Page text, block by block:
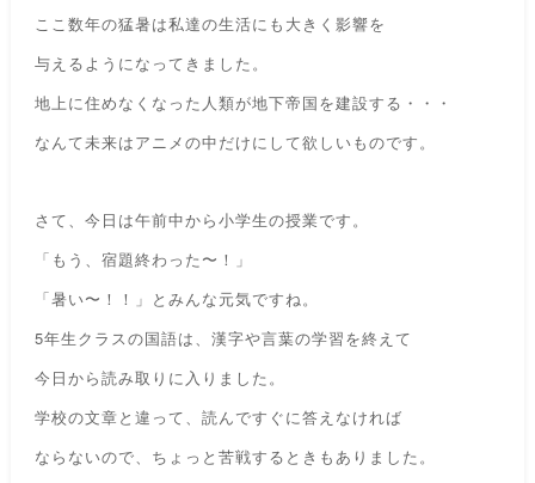
ここ数年の猛暑は私達の生活にも大きく影響を
与えるようになってきました。
地上に住めなくなった人類が地下帝国を建設する・・・
なんて未来はアニメの中だけにして欲しいものです。
さて、今日は午前中から小学生の授業です。
「もう、宿題終わった〜！」
「暑い〜！！」とみんな元気ですね。
5年生クラスの国語は、漢字や言葉の学習を終えて
今日から読み取りに入りました。
学校の文章と違って、読んですぐに答えなければ
ならないので、ちょっと苦戦するときもありました。